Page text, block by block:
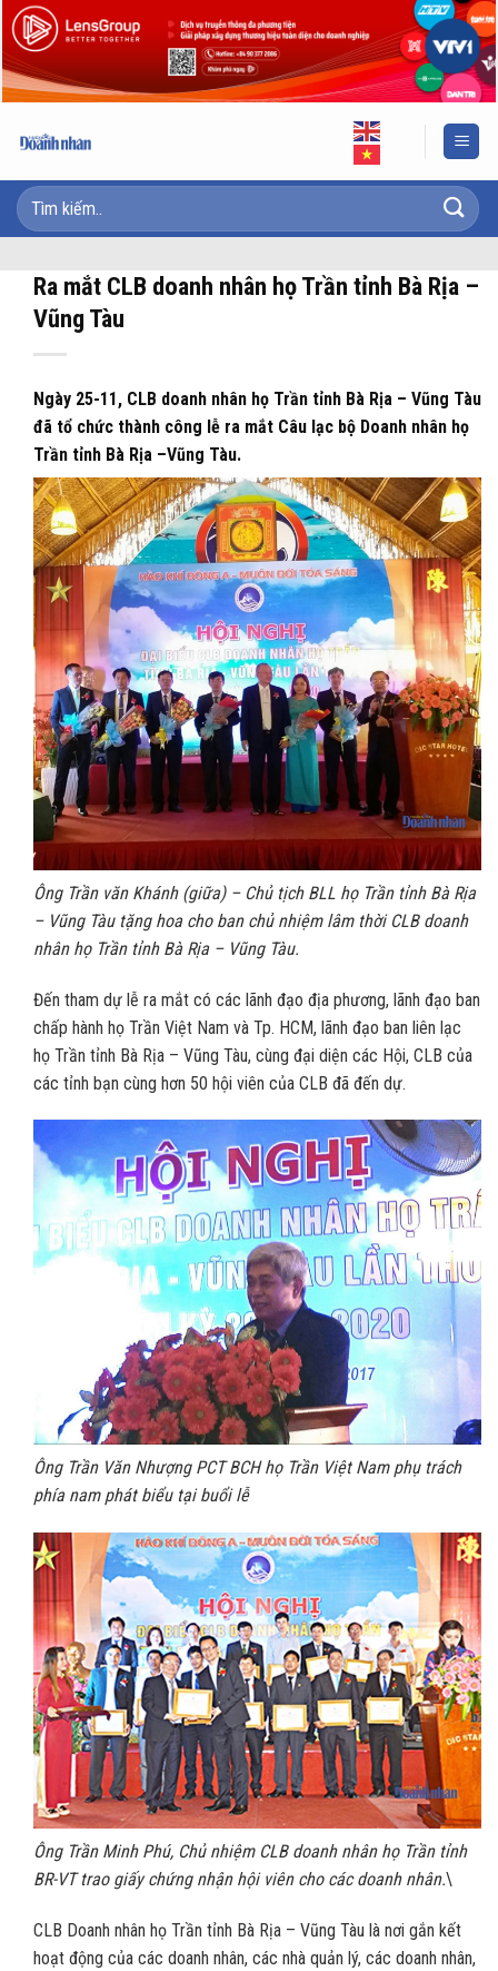
Skip
to
content
Ra mắt CLB doanh nhân họ Trần tỉnh Bà Rịa –
Vũng Tàu
Ngày 25-11, CLB doanh nhân họ Trần tỉnh Bà Rịa – Vũng Tàu
đã tổ chức thành công lễ ra mắt Câu lạc bộ Doanh nhân họ
Trần tỉnh Bà Rịa –Vũng Tàu.
Ông Trần văn Khánh (giữa) – Chủ tịch BLL họ Trần tỉnh Bà Rịa
– Vũng Tàu tặng hoa cho ban chủ nhiệm lâm thời CLB doanh
nhân họ Trần tỉnh Bà Rịa – Vũng Tàu.
Đến tham dự lễ ra mắt có các lãnh đạo địa phương, lãnh đạo ban
chấp hành họ Trần Việt Nam và Tp. HCM, lãnh đạo ban liên lạc
họ Trần tỉnh Bà Rịa – Vũng Tàu, cùng đại diện các Hội, CLB của
các tỉnh bạn cùng hơn 50 hội viên của CLB đã đến dự.
Ông Trần Văn Nhượng PCT BCH họ Trần Việt Nam phụ trách
phía nam phát biểu tại buổi lễ
Ông Trần Minh Phú, Chủ nhiệm CLB doanh nhân họ Trần tỉnh
BR-VT trao giấy chứng nhận hội viên cho các doanh nhân.\
CLB Doanh nhân họ Trần tỉnh Bà Rịa – Vũng Tàu là nơi gắn kết
hoạt động của các doanh nhân, các nhà quản lý, các doanh nhân,